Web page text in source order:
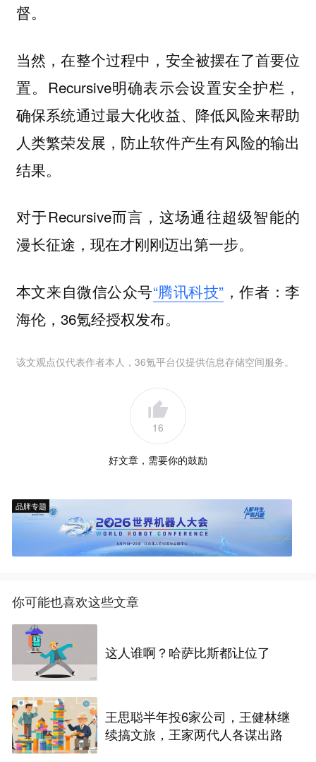
督。
当然，在整个过程中，安全被摆在了首要位
置。Recursive明确表示会设置安全护栏，
确保系统通过最大化收益、降低风险来帮助
人类繁荣发展，防止软件产生有风险的输出
结果。
对于Recursive而言，这场通往超级智能的
漫长征途，现在才刚刚迈出第一步。
本文来自微信公众号“腾讯科技” ，作者：李
海伦，36氪经授权发布。
该文观点仅代表作者本人，36氪平台仅提供信息存储空间服务。
16
好文章，需要你的鼓励
品牌专题
你可能也喜欢这些文章
这人谁啊？哈萨比斯都让位了
王思聪半年投6家公司，王健林继
续搞文旅，王家两代人各谋出路